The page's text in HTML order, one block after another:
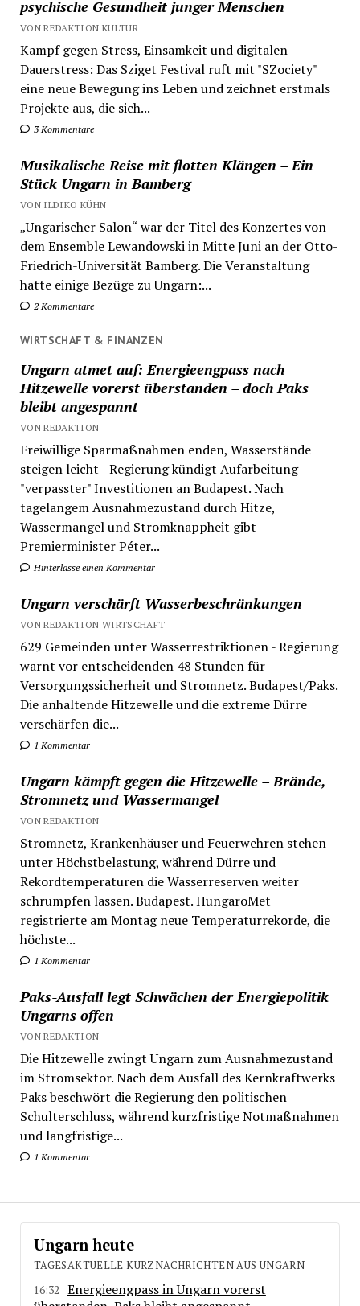
psychische Gesundheit junger Menschen
VON REDAKTION KULTUR
Kampf gegen Stress, Einsamkeit und digitalen
Dauerstress: Das Sziget Festival ruft mit "SZociety"
eine neue Bewegung ins Leben und zeichnet erstmals
Projekte aus, die sich...
3 Kommentare
Musikalische Reise mit flotten Klängen – Ein
Stück Ungarn in Bamberg
VON ILDIKO KÜHN
„Ungarischer Salon“ war der Titel des Konzertes von
dem Ensemble Lewandowski in Mitte Juni an der Otto-
Friedrich-Universität Bamberg. Die Veranstaltung
hatte einige Bezüge zu Ungarn:...
2 Kommentare
WIRTSCHAFT & FINANZEN
Ungarn atmet auf: Energieengpass nach
Hitzewelle vorerst überstanden – doch Paks
bleibt angespannt
VON REDAKTION
Freiwillige Sparmaßnahmen enden, Wasserstände
steigen leicht - Regierung kündigt Aufarbeitung
"verpasster" Investitionen an Budapest. Nach
tagelangem Ausnahmezustand durch Hitze,
Wassermangel und Stromknappheit gibt
Premierminister Péter...
Hinterlasse einen Kommentar
Ungarn verschärft Wasserbeschränkungen
VON REDAKTION WIRTSCHAFT
629 Gemeinden unter Wasserrestriktionen - Regierung
warnt vor entscheidenden 48 Stunden für
Versorgungssicherheit und Stromnetz. Budapest/Paks.
Die anhaltende Hitzewelle und die extreme Dürre
verschärfen die...
1 Kommentar
Ungarn kämpft gegen die Hitzewelle – Brände,
Stromnetz und Wassermangel
VON REDAKTION
Stromnetz, Krankenhäuser und Feuerwehren stehen
unter Höchstbelastung, während Dürre und
Rekordtemperaturen die Wasserreserven weiter
schrumpfen lassen. Budapest. HungaroMet
registrierte am Montag neue Temperaturrekorde, die
höchste...
1 Kommentar
Paks-Ausfall legt Schwächen der Energiepolitik
Ungarns offen
VON REDAKTION
Die Hitzewelle zwingt Ungarn zum Ausnahmezustand
im Stromsektor. Nach dem Ausfall des Kernkraftwerks
Paks beschwört die Regierung den politischen
Schulterschluss, während kurzfristige Notmaßnahmen
und langfristige...
1 Kommentar
Ungarn heute
TAGESAKTUELLE KURZNACHRICHTEN AUS UNGARN
16:32
Energieengpass in Ungarn vorerst